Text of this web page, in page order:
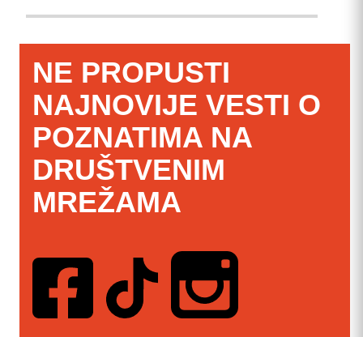
NE PROPUSTI
NAJNOVIJE VESTI O
POZNATIMA NA
DRUŠTVENIM
MREŽAMA